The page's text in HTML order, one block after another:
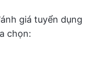
giá tuyển dụng
chọn: